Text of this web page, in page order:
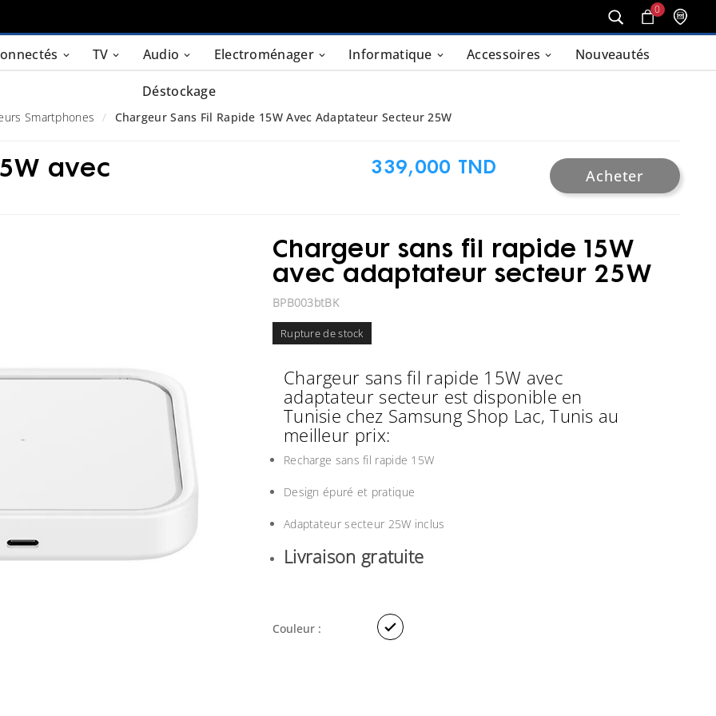
0
TV Audio Electroménager Informatique Accessoires Nouveautés
Déstockage
Smartphones Chargeur Sans Fil Rapide 15W Avec Adaptateur Secteur 25W
avec 339,000 TND Acheter
Chargeur sans fil rapide 15W
avec adaptateur secteur 25W
BPB003btBK
Rupture de stock
Chargeur sans fil rapide 15W avec
adaptateur secteur est disponible en
Tunisie chez Samsung Shop Lac, Tunis au
meilleur prix:
Recharge sans fil rapide 15W
Design épuré et pratique
Adaptateur secteur 25W inclus
Livraison gratuite
Couleur : 